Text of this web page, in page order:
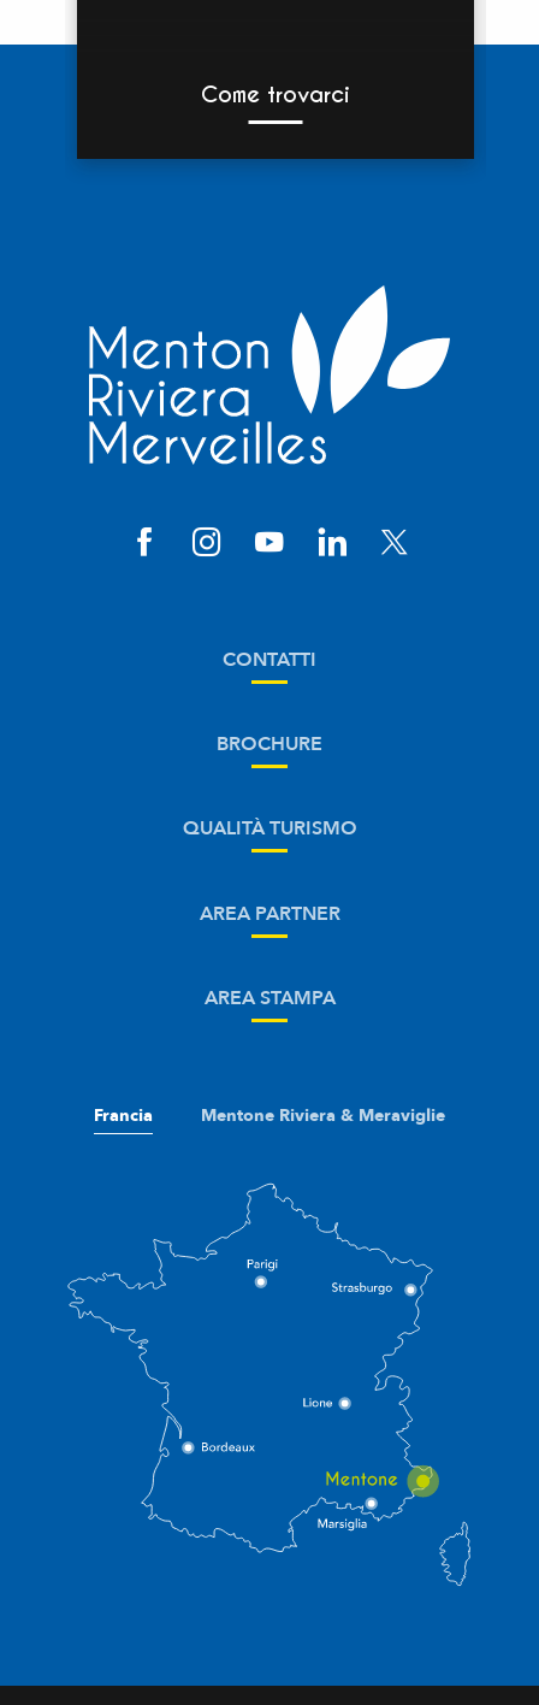
Come trovarci
CONTATTI
BROCHURE
QUALITÀ TURISMO
AREA PARTNER
AREA STAMPA
Francia Mentone Riviera & Meraviglie